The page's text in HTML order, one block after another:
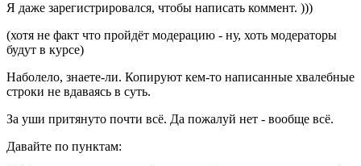
Я даже зарегистрировался, чтобы написать коммент. )))
(хотя не факт что пройдёт модерацию - ну, хоть модераторы
будут в курсе)
Наболело, знаете-ли. Копируют кем-то написанные хвалебные
строки не вдаваясь в суть.
За уши притянуто почти всё. Да пожалуй нет - вообще всё.
Давайте по пунктам: